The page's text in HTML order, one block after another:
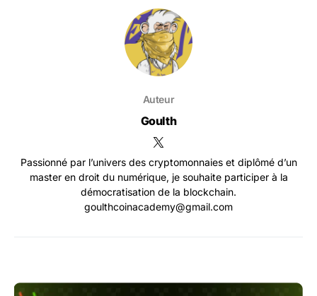
Auteur
Goulth
Passionné par l’univers des cryptomonnaies et diplômé d’un
master en droit du numérique, je souhaite participer à la
démocratisation de la blockchain.
goulthcoinacademy@gmail.com